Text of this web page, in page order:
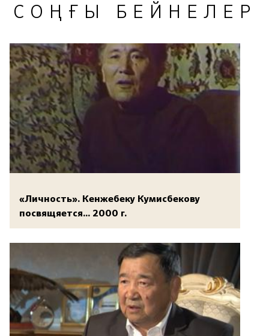
СОҢҒЫ БЕЙНЕЛЕР
«Личность». Кенжебеку Кумисбекову
посвящяется... 2000 г.